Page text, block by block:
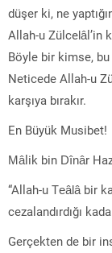
düşer ki, ne
Allah-u Zülcelâl’in
Böyle bir kimse,
Neticede Allah-u
karşıya bırakır.
En Büyük Musibet!
Mâlik bin Dînâr
“Allah-u Teâlâ bir
cezalandırdığı
Gerçekten de bir